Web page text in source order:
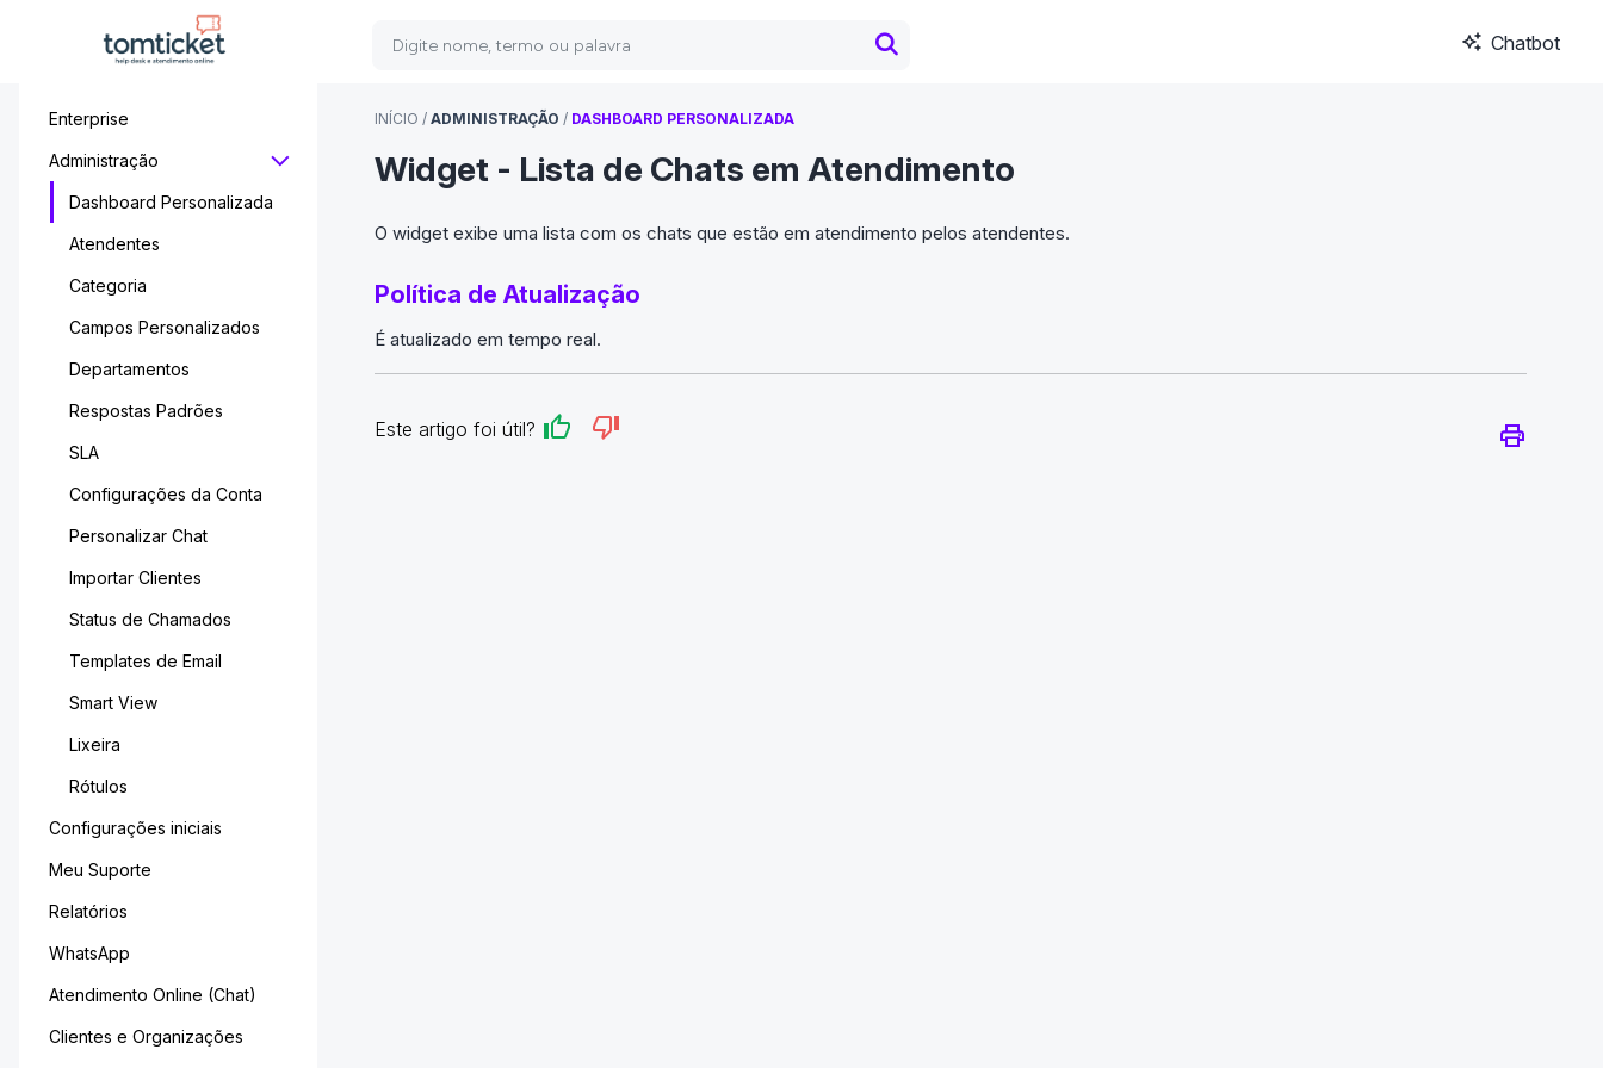
Chatbot
Enterprise
Administração
Dashboard Personalizada
Atendentes
Categoria
Campos Personalizados
Departamentos
Respostas Padrões
SLA
Configurações da Conta
Personalizar Chat
Importar Clientes
Status de Chamados
Templates de Email
Smart View
Lixeira
Rótulos
Configurações iniciais
Meu Suporte
Relatórios
WhatsApp
Atendimento Online (Chat)
Clientes e Organizações
INÍCIO / ADMINISTRAÇÃO / DASHBOARD PERSONALIZADA
Widget - Lista de Chats em Atendimento
O widget exibe uma lista com os chats que estão em atendimento pelos atendentes.
Política de Atualização
É atualizado em tempo real.
Este artigo foi útil?